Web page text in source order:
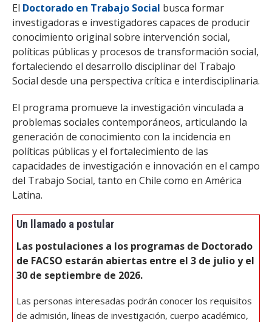
El Doctorado en Trabajo Social busca formar
investigadoras e investigadores capaces de producir
conocimiento original sobre intervención social,
políticas públicas y procesos de transformación social,
fortaleciendo el desarrollo disciplinar del Trabajo
Social desde una perspectiva crítica e interdisciplinaria.
El programa promueve la investigación vinculada a
problemas sociales contemporáneos, articulando la
generación de conocimiento con la incidencia en
políticas públicas y el fortalecimiento de las
capacidades de investigación e innovación en el campo
del Trabajo Social, tanto en Chile como en América
Latina.
Un llamado a postular
Las postulaciones a los programas de Doctorado
de FACSO estarán abiertas entre el 3 de julio y el
30 de septiembre de 2026.
Las personas interesadas podrán conocer los requisitos
de admisión, líneas de investigación, cuerpo académico,